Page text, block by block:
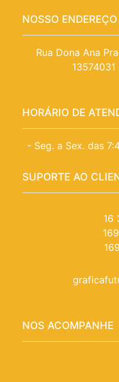
NOSSO ENDEREÇO
Rua Dona Ana
HORÁRIO DE
- Seg. a Sex. das
SUPORTE AO
16
NOS ACOMPANHE